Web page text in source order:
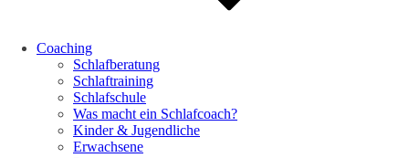
Coaching
Schlafberatung
Schlaftraining
Schlafschule
Was macht ein Schlafcoach?
Kinder & Jugendliche
Erwachsene